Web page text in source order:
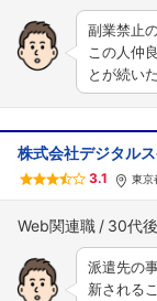
副業禁止
この人仲
とが続い
株式会社デジタル
3.1 東京
Web関連職 30代
派遣先の
新される